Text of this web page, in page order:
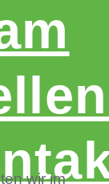
wir im